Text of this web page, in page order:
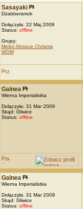
Sasayaki
Dżabbersmok
Dołączyła: 22 Maj 2009
Status: offline
Grupy:
Melior Absque Chrisma
WOM
Galnea
Wierna Imperialistka
Dołączyła: 31 Mar 2009
Skąd: Gliwice
Status: offline
Galnea
Wierna Imperialistka
Dołączyła: 31 Mar 2009
Skąd: Gliwice
Status: offline